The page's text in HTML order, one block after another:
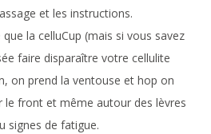
et les instructions.
la celluCup (mais si vous savez
faire disparaître votre cellulite
on prend la ventouse et hop on
le front et même autour des lèvres
signes de fatigue.